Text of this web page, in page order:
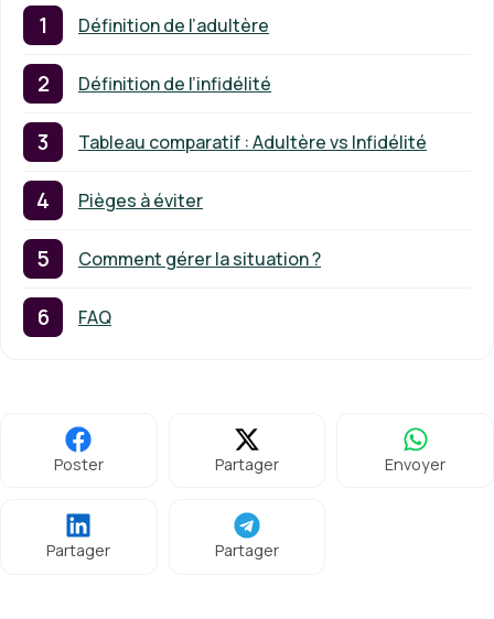
Définition de l’adultère
Définition de l’infidélité
Tableau comparatif : Adultère vs Infidélité
Pièges à éviter
Comment gérer la situation ?
FAQ
Poster Partager Envoyer
Partager Partager